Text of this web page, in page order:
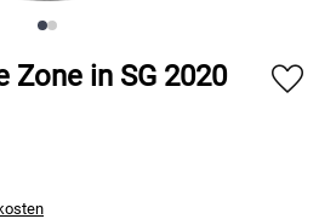
Zone in SG 2020